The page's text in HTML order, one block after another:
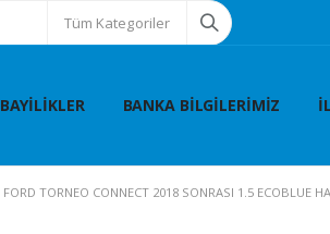
Tüm Kategoriler
BAYILIKLER BANKA BILGILERIMIZ
FORD TORNEO CONNECT 2018 SONRASI 1.5 ECOBLUE